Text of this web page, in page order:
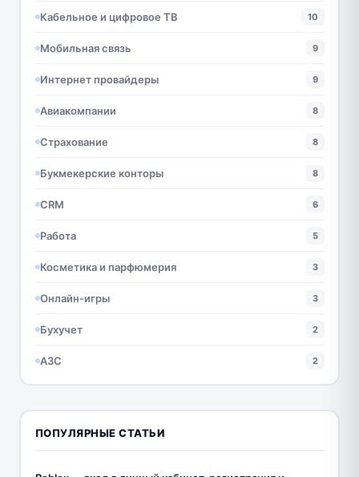
Кабельное и цифровое ТВ 10
Мобильная связь 9
Интернет провайдеры 9
Авиакомпании 8
Страхование 8
Букмекерские конторы 8
CRM 6
Работа 5
Косметика и парфюмерия 3
Онлайн-игры 3
Бухучет 2
АЗС 2
ПОПУЛЯРНЫЕ СТАТЬИ